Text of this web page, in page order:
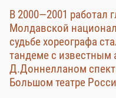
В 2000—2001 работал
Молдавской
судьбе хореографа
тандеме с
Д.Доннелланом
Большом театре